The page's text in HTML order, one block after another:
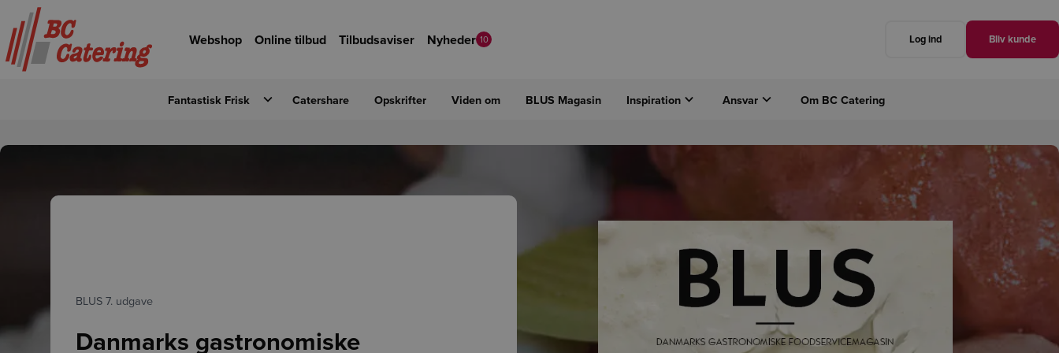
Gå til forsiden
Webshop Online tilbud Tilbudsaviser Nyheder 10 Log ind Bliv kunde
Fantastisk Frisk Catershare Opskrifter Viden om BLUS Magasin Inspiration Ansvar Om BC Catering
BLUS 7. udgave
Danmarks gastronomiske